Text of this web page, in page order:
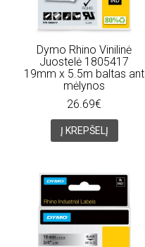
Dymo Rhino Vinilinė
Juostelė 1805417
19mm x 5.5m baltas ant
mėlynos
26.69€
Į KREPŠELĮ